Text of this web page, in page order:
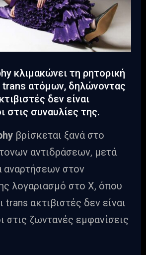
κλιμακώνει τη ρητορική
ατόμων, δηλώνοντας
δεν είναι
στις συναυλίες της.
βρίσκεται ξανά στο
αντιδράσεων, μετά
αναρτήσεων στον
λογαριασμό στο X, όπου
trans ακτιβιστές δεν είναι
στις ζωντανές εμφανίσεις